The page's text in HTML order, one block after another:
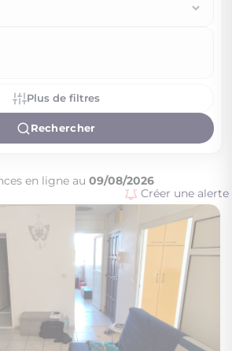
Plus de filtres
Rechercher
en ligne au 09/08/2026
Créer une alerte